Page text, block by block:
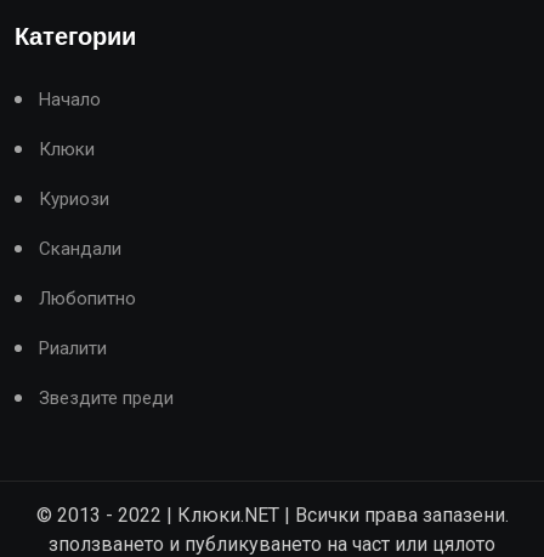
Категории
Начало
Клюки
Куриози
Скандали
Любопитно
Риалити
Звездите преди
© 2013 - 2022 | Клюки.NET | Всички права запазени.
зползването и публикуването на част или цялото